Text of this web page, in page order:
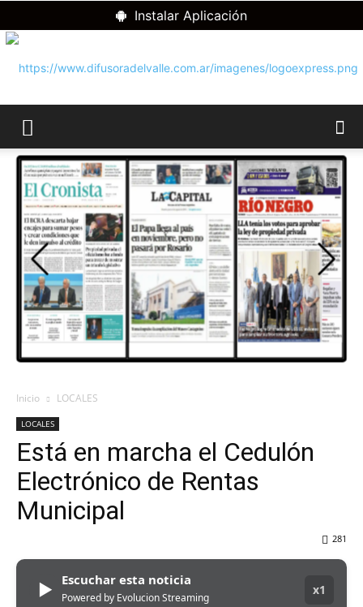
Instalar Aplicación
DIFUSORA
DEL
VALLE
Inicio LOCALES
LOCALES
Está en marcha el Cedulón
Electrónico de Rentas
Municipal
281
▶ Escuchar esta noticia
Powered by Evolucion Streaming
x1